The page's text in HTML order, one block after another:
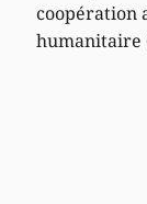
coopération
humanitaire